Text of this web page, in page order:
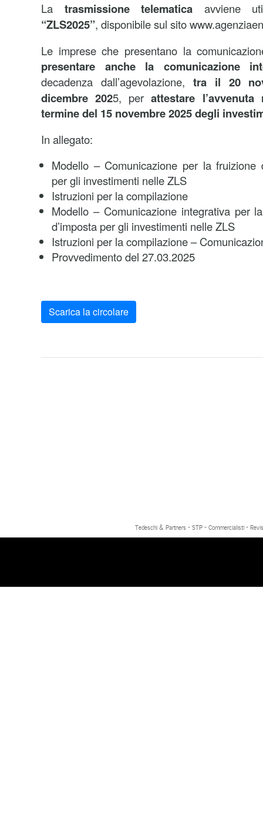
La trasmissione telematica avviene
“ZLS2025”, disponibile sul sito
Le imprese che presentano la
presentare anche la comunicazione
decadenza dall’agevolazione, tra il 20
dicembre 2025, perattestare
termine del 15 novembre 2025 degli
In allegato:
Modello – Comunicazione per la fruizione
per gli investimenti nelle ZLS
Istruzioni per la compilazione
Modello – Comunicazione integrativa per
d’imposta per gli investimenti nelle ZLS
Istruzioni per la compilazione –
Provvedimento del 27.03.2025
Scarica la circolare
Tedeschi & Partners - STP - Commercialisti -